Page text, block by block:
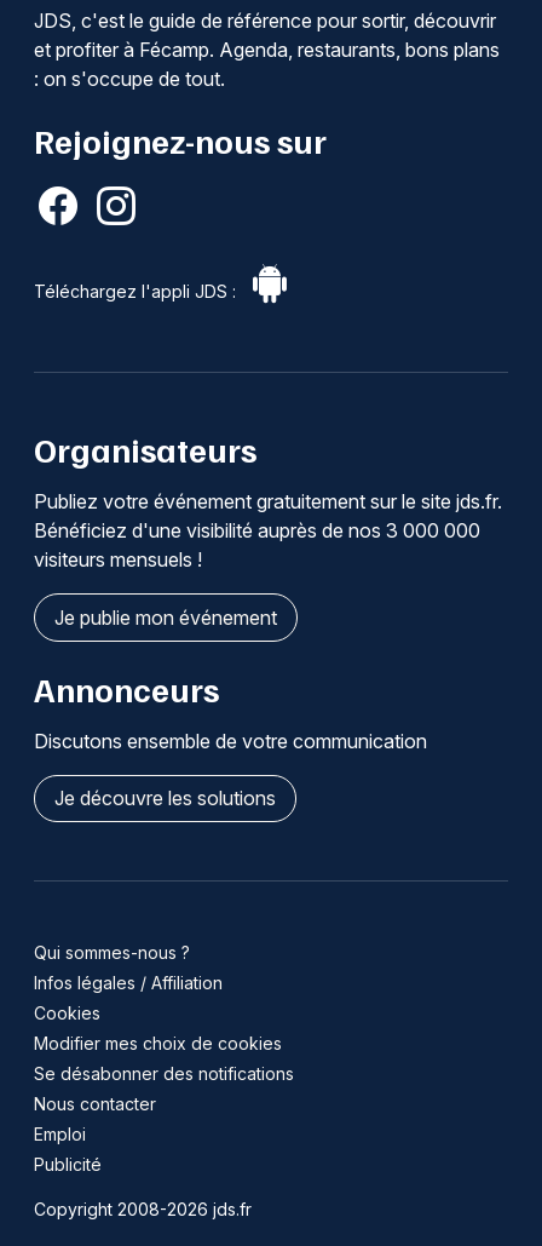
JDS, c'est le guide de référence pour sortir, découvrir
et profiter à Fécamp. Agenda, restaurants, bons plans
: on s'occupe de tout.
Rejoignez-nous sur
Téléchargez l'appli JDS :
Organisateurs
Publiez votre événement gratuitement sur le site jds.fr.
Bénéficiez d'une visibilité auprès de nos 3 000 000
visiteurs mensuels !
Je publie mon événement
Annonceurs
Discutons ensemble de votre communication
Je découvre les solutions
Qui sommes-nous ?
Infos légales / Affiliation
Cookies
Modifier mes choix de cookies
Se désabonner des notifications
Nous contacter
Emploi
Publicité
Copyright 2008-2026 jds.fr